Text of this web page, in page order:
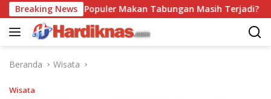
Langsung
ke
konten
Breaking News
Trend Populer Makan Tabungan Masih Terjadi?
Beranda Wisata
Wisata